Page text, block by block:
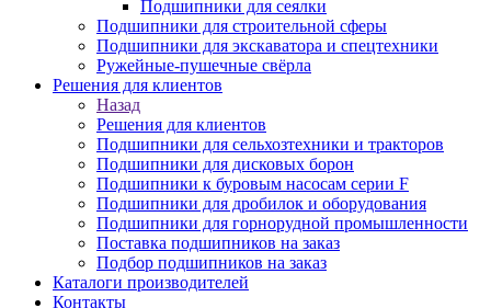
Подшипники для сеялки
Подшипники для строительной сферы
Подшипники для экскаватора и спецтехники
Ружейные-пушечные свёрла
Решения для клиентов
Назад
Решения для клиентов
Подшипники для сельхозтехники и тракторов
Подшипники для дисковых борон
Подшипники к буровым насосам серии F
Подшипники для дробилок и оборудования
Подшипники для горнорудной промышленности
Поставка подшипников на заказ
Подбор подшипников на заказ
Каталоги производителей
Контакты